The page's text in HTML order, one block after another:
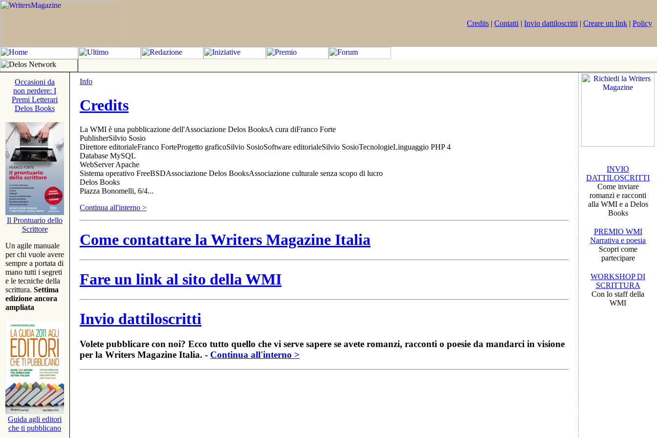
Credits | Contatti | Invio dattiloscritti | Creare un link | Policy
Occasioni da
non perdere: I
Premi Letterari
Delos Books
Il Prontuario dello
Scrittore
Un agile manuale
per chi vuole avere
sempre a portata di
mano tutti i segreti
e le tecniche della
scrittura. Settima
edizione ancora
ampliata
Guida agli editori
che ti pubblicano
Info
Credits
La WMI è una pubblicazione dell'Associazione Delos BooksA cura diFranco Forte
PublisherSilvio Sosio
Direttore editorialeFranco ForteProgetto graficoSilvio SosioSoftware editorialeSilvio SosioTecnologieLinguaggio PHP 4
Database MySQL
WebServer Apache
Sistema operativo FreeBSDAssociazione Delos BooksAssociazione culturale senza scopo di lucro
Delos Books
Piazza Bonomelli, 6/4...
Continua all'interno >
Come contattare la Writers Magazine Italia
Fare un link al sito della WMI
Invio dattiloscritti
Volete pubblicare con noi? Ecco tutto quello che vi serve sapere se avete romanzi, racconti o poesie da mandarci in visione
per la Writers Magazine Italia. - Continua all'interno >
INVIO
DATTILOSCRITTI
Come inviare
romanzi e racconti
alla WMI e a Delos
Books
PREMIO WMI
Narrativa e poesia
Scopri come
partecipare
WORKSHOP DI
SCRITTURA
Con lo staff della
WMI